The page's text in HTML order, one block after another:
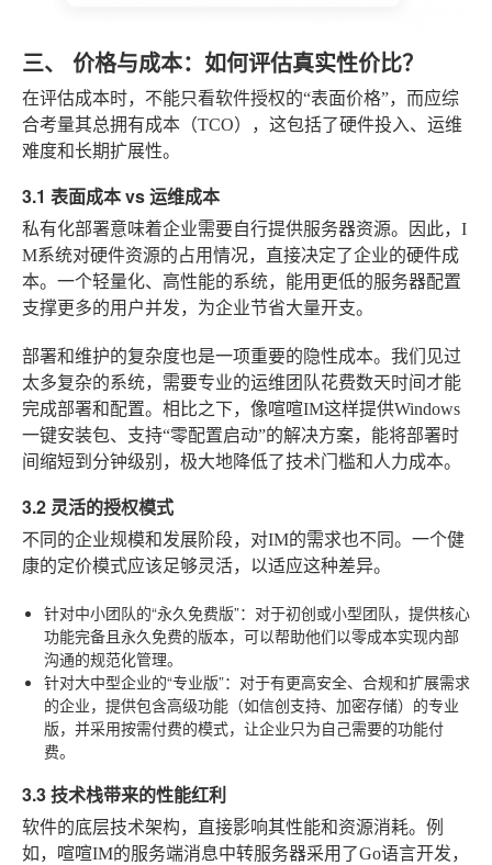
三、 价格与成本：如何评估真实性价比？
在评估成本时，不能只看软件授权的“表面价格”，而应综
合考量其总拥有成本（TCO），这包括了硬件投入、运维
难度和长期扩展性。
3.1 表面成本 vs 运维成本
私有化部署意味着企业需要自行提供服务器资源。因此，I
M系统对硬件资源的占用情况，直接决定了企业的硬件成
本。一个轻量化、高性能的系统，能用更低的服务器配置
支撑更多的用户并发，为企业节省大量开支。
部署和维护的复杂度也是一项重要的隐性成本。我们见过
太多复杂的系统，需要专业的运维团队花费数天时间才能
完成部署和配置。相比之下，像喧喧IM这样提供Windows
一键安装包、支持“零配置启动”的解决方案，能将部署时
间缩短到分钟级别，极大地降低了技术门槛和人力成本。
3.2 灵活的授权模式
不同的企业规模和发展阶段，对IM的需求也不同。一个健
康的定价模式应该足够灵活，以适应这种差异。
针对中小团队的“永久免费版”：对于初创或小型团队，提供核心
功能完备且永久免费的版本，可以帮助他们以零成本实现内部
沟通的规范化管理。
针对大中型企业的“专业版”：对于有更高安全、合规和扩展需求
的企业，提供包含高级功能（如信创支持、加密存储）的专业
版，并采用按需付费的模式，让企业只为自己需要的功能付
费。
3.3 技术栈带来的性能红利
软件的底层技术架构，直接影响其性能和资源消耗。例
如，喧喧IM的服务端消息中转服务器采用了Go语言开发，